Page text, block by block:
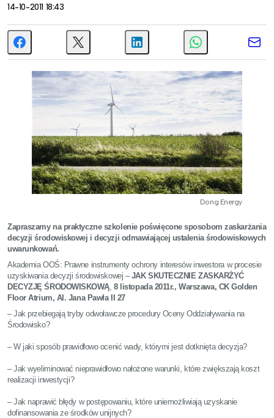
14-10-2011 18:43
Dong Energy
Zapraszamy na praktyczne szkolenie poświęcone sposobom zaskarżania
decyzji środowiskowej i decyzji odmawiającej ustalenia środowiskowych
uwarunkowań.
Akademia OOŚ: Prawne instrumenty ochrony interesów inwestora w procesie
uzyskiwania decyzji środowiskowej –JAK SKUTECZNIE ZASKARŻYĆ
DECYZJĘ ŚRODOWISKOWĄ ,8 listopada 2011r., Warszawa, CK Golden
Floor Atrium, Al. Jana Pawła II 27
– Jak przebiegają tryby odwoławcze procedury Oceny Oddziaływania na
Środowisko?
– W jaki sposób prawidłowo ocenić wady, którymi jest dotknięta decyzja?
– Jak wyeliminować nieprawidłowo nałożone warunki, które zwiększają koszt
realizacji inwestycji?
– Jak naprawić błędy w postępowaniu, które uniemożliwiają uzyskanie
dofinansowania ze środków unijnych?